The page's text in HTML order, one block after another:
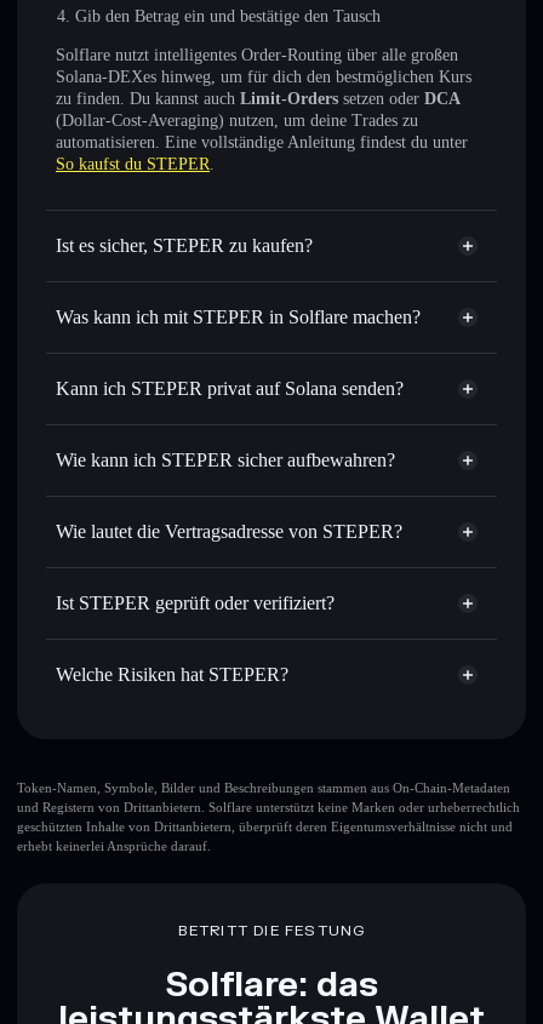
Gib den Betrag ein und bestätige den Tausch
Solflare nutzt intelligentes Order-Routing über alle großen
Solana-DEXes hinweg, um für dich den bestmöglichen Kurs
zu finden. Du kannst auch Limit-Orders setzen oder DCA
(Dollar-Cost-Averaging) nutzen, um deine Trades zu
automatisieren. Eine vollständige Anleitung findest du unter
So kaufst du STEPER.
Ist es sicher, STEPER zu kaufen?
STEPER nicht verifiziert
Was kann ich mit STEPER in Solflare machen?
STEPER
Solflare-Wallet
Sofort tauschen– handle STEPER gegen SOL, USDC
Order Routing zum bestmöglichen Kurs
Limit-Orders setzen– automatisiere Trades zu deinem
per Durchschnittskosteneffekt in STEPER einsteigen
Privat senden– übertrage STEPER, ohne Wallets
integrierten Privacy Aggregators
In Echtzeit verfolgen– überwache Kurs, Volumen,
Marktkapitalisierung und Liquidität von STEPER
Kann ich STEPER privat auf Solana senden?
Privacy
Wie kann ich STEPER sicher aufbewahren?
STEPER
nicht
Wie lautet die Vertragsadresse von STEPER?
STEPER
STEPER
Ist STEPER geprüft oder verifiziert?
STEPER
derzeit nicht
Welche Risiken hat STEPER?
Top-10-Wallets
STEPER
einzelne Wallet
STEPER
Haftungsausschluss: Diese Informationen dienen
Token-Namen, Symbole, Bilder und Beschreibungen stammen aus On-Chain-Metadaten
und Registern von Drittanbietern. Solflare unterstützt keine Marken oder urheberrechtlich
geschützten Inhalte von Drittanbietern, überprüft deren Eigentumsverhältnisse nicht und
erhebt keinerlei Ansprüche darauf.
BETRITT DIE FESTUNG
Solflare: das